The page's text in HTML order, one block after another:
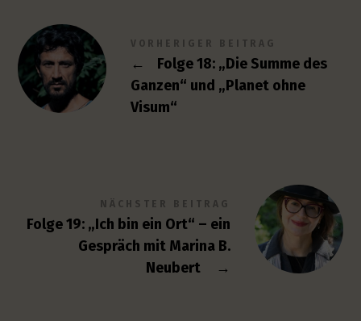
VORHERIGER BEITRAG
←
Folge 18: „Die Summe des
Ganzen“ und „Planet ohne
Visum“
NÄCHSTER BEITRAG
Folge 19: „Ich bin ein Ort“ – ein
Gespräch mit Marina B.
Neubert
→